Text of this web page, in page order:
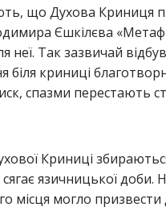
що Духова Криниця
Єшкілєва
Так зазвичай
криниці
спазми перестають
Криниці
язичницької доби.
могло призвести